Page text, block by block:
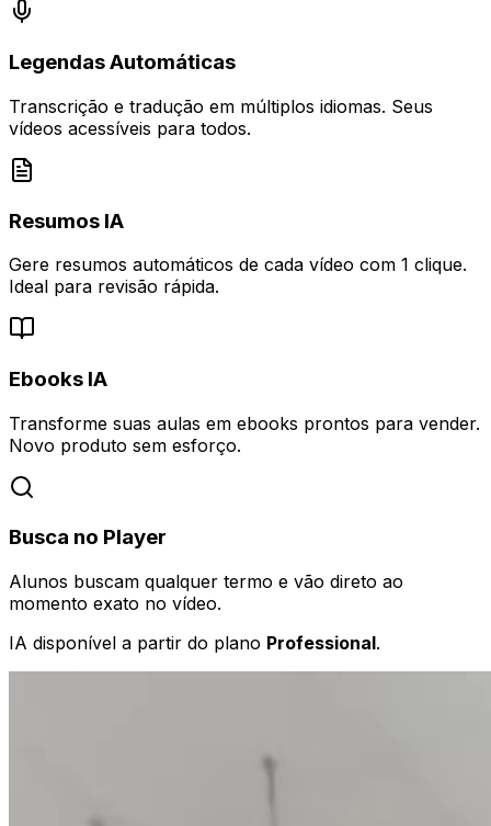
Legendas Automáticas
Transcrição e tradução em múltiplos idiomas. Seus
vídeos acessíveis para todos.
Resumos IA
Gere resumos automáticos de cada vídeo com 1 clique.
Ideal para revisão rápida.
Ebooks IA
Transforme suas aulas em ebooks prontos para vender.
Novo produto sem esforço.
Busca no Player
Alunos buscam qualquer termo e vão direto ao
momento exato no vídeo.
IA disponível a partir do plano Professional.